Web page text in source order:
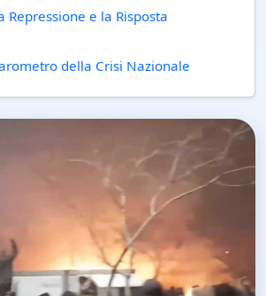
Repressione e la Risposta
della Crisi Nazionale